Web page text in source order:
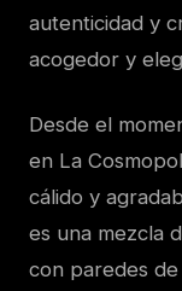
autenticidad y
acogedor y
Desde el
en La
cálido y
es una mezcla
con paredes